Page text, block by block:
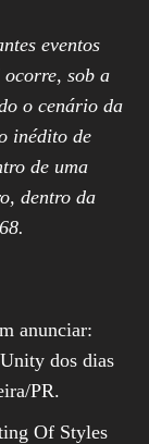
eventos
sob a
o cenário da
inédito de
de uma
dentro da
anunciar:
dos dias
PR.
Of Styles